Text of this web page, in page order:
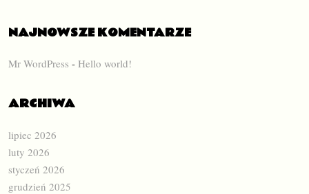
NAJNOWSZE KOMENTARZE
Mr WordPress - Hello world!
ARCHIWA
lipiec 2026
luty 2026
styczeń 2026
grudzień 2025